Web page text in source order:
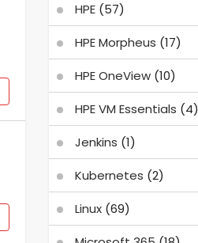
HPE(57)
HPE Morpheus (17)
HPE OneView(10)
HPE VM Essentials (4)
Jenkins (1)
Kubernetes (2)
Linux(69)